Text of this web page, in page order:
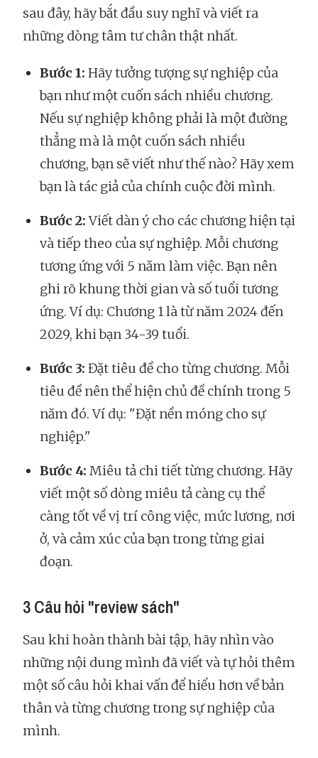
sau đây, hãy bắt đầu suy nghĩ và viết ra
những dòng tâm tư chân thật nhất.
Bước 1: Hãy tưởng tượng sự nghiệp của
bạn như một cuốn sách nhiều chương.
Nếu sự nghiệp không phải là một đường
thẳng mà là một cuốn sách nhiều
chương, bạn sẽ viết như thế nào? Hãy xem
bạn là tác giả của chính cuộc đời mình.
Bước 2:Viết dàn ý cho các chương hiện tại
và tiếp theo của sự nghiệp. Mỗi chương
tương ứng với 5 năm làm việc. Bạn nên
ghi rõ khung thời gian và số tuổi tương
ứng. Ví dụ: Chương 1 là từ năm 2024 đến
2029, khi bạn 34-39 tuổi.
Bước 3: Đặt tiêu đề cho từng chương. Mỗi
tiêu đề nên thể hiện chủ đề chính trong 5
năm đó. Ví dụ: "Đặt nền móng cho sự
nghiệp."
Bước 4: Miêu tả chi tiết từng chương. Hãy
viết một số dòng miêu tả càng cụ thể
càng tốt về vị trí công việc, mức lương, nơi
ở, và cảm xúc của bạn trong từng giai
đoạn.
3 Câu hỏi "review sách"
Sau khi hoàn thành bài tập, hãy nhìn vào
những nội dung mình đã viết và tự hỏi thêm
một số câu hỏi khai vấn để hiểu hơn về bản
thân và từng chương trong sự nghiệp của
mình.